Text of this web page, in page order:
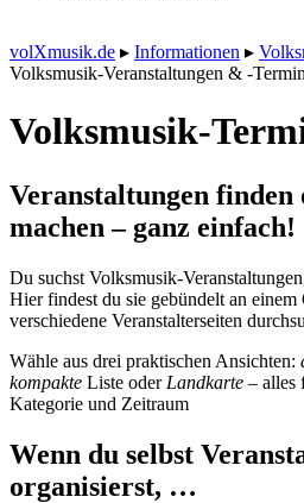
volXmusik.de ▸ Informationen ▸
Volksmusik-Veranstaltungen & -
Volksmusik-
Veranstaltungen finden
machen – ganz einfach!
Du suchst Volksmusik-
Hier findest du sie gebündelt an einem
verschiedene Veranstalterseiten
Wähle aus drei praktischen Ansichten:
kompakte Liste oder Landkarte – alles
Kategorie und Zeitraum
Wenn du selbst
organisierst, …